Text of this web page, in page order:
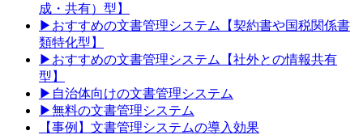
成・共有）型】
▶おすすめの文書管理システム【契約書や国税関係書
類特化型】
▶おすすめの文書管理システム【社外との情報共有
型】
▶自治体向けの文書管理システム
▶無料の文書管理システム
【事例】文書管理システムの導入効果